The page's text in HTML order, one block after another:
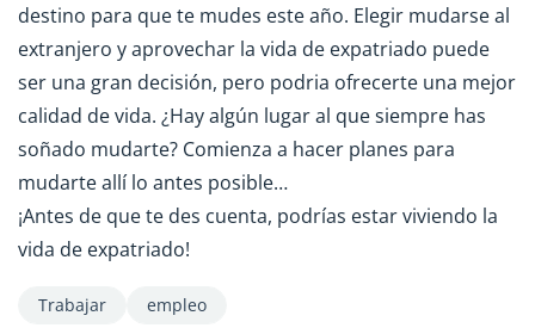
destino para que te mudes este año. Elegir mudarse al
extranjero y aprovechar la vida de expatriado puede
ser una gran decisión, pero podria ofrecerte una mejor
calidad de vida. ¿Hay algún lugar al que siempre has
soñado mudarte? Comienza a hacer planes para
mudarte allí lo antes posible…
¡Antes de que te des cuenta, podrías estar viviendo la
vida de expatriado!
Trabajar empleo